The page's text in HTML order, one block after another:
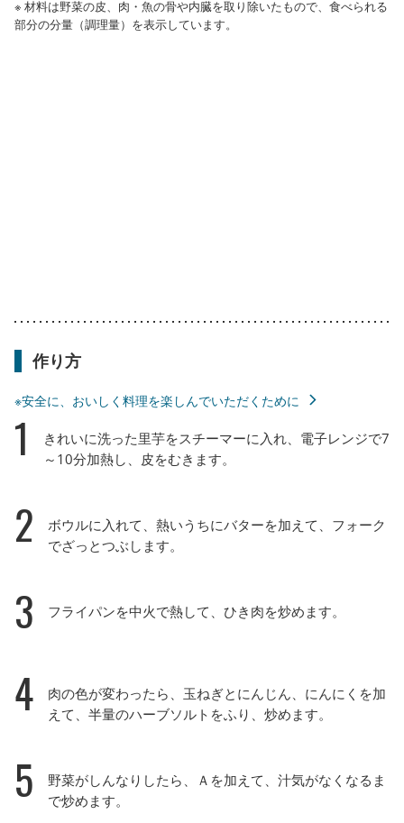
※ 材料は野菜の皮、肉・魚の骨や内臓を取り除いたもので、食べられる
部分の分量（調理量）を表示しています。
作り方
※安全に、おいしく料理を楽しんでいただくために
1
きれいに洗った里芋をスチーマーに入れ、電子レンジで7
～10分加熱し、皮をむきます。
2
ボウルに入れて、熱いうちにバターを加えて、フォーク
でざっとつぶします。
3 フライパンを中火で熱して、ひき肉を炒めます。
4
肉の色が変わったら、玉ねぎとにんじん、にんにくを加
えて、半量のハーブソルトをふり、炒めます。
5
野菜がしんなりしたら、Ａを加えて、汁気がなくなるま
で炒めます。